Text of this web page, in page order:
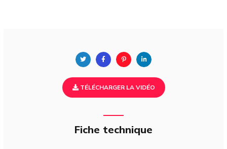
TÉLÉCHARGER LA VIDÉO
Fiche technique